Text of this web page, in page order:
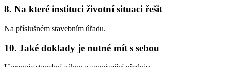
8. Na které instituci životní situaci řešit
Na příslušném stavebním úřadu.
10. Jaké doklady je nutné mít s sebou